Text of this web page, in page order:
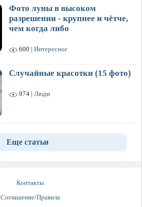
Фото луны в высоком
разрешении - крупнее и чётче,
чем когда либо
600 | Интересное
Случайные красотки (15 фото)
974 | Люди
Еще статьи
Контакты
Соглашение/Правила